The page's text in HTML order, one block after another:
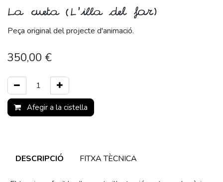
La cueta (L'illa del far)
Peça original del projecte d'animació.
350,00 €
Afegir a la cistella
DESCRIPCIÓ FITXA TÈCNICA